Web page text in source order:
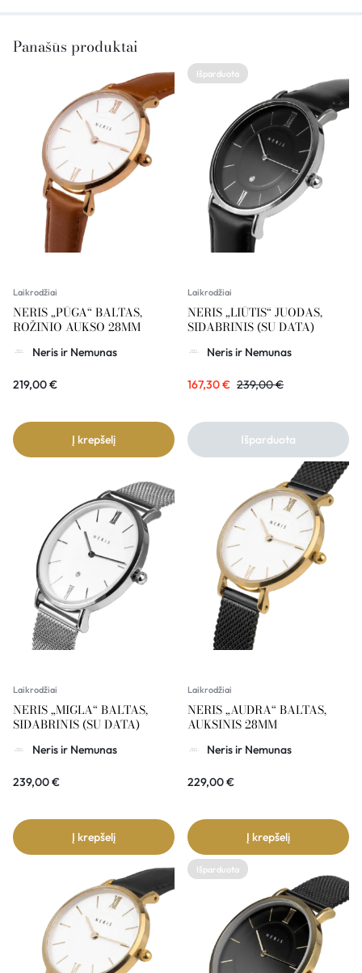
Panašūs produktai
Laikrodžiai
NERIS „PŪGA“ BALTAS,
ROŽINIO AUKSO 28MM
Neris ir Nemunas
219,00€
Į krepšelį
Išparduota
Laikrodžiai
NERIS „LIŪTIS“ JUODAS,
SIDABRINIS (SU DATA)
Neris ir Nemunas
167,30€ 239,00€
Išparduota
Laikrodžiai
NERIS „MIGLA“ BALTAS,
SIDABRINIS (SU DATA)
Neris ir Nemunas
239,00€
Į krepšelį
Laikrodžiai
NERIS „AUDRA“ BALTAS,
AUKSINIS 28MM
Neris ir Nemunas
229,00€
Į krepšelį
Išparduota